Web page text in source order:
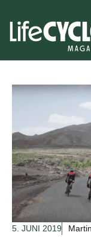
Inhalt
springen
5. JUNI 2019